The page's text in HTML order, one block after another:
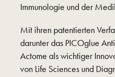
Immunologie und der
Mit ihren patentierten
darunter das PICOglue
Actome als wichtiger
von Life Sciences und